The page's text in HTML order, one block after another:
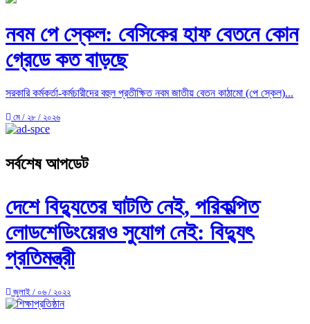
নবম পে স্কেল: বেসিকের হাফ বেতনে কোন
গ্রেডে কত বাড়ছে
সরকারি কর্মকর্তা-কর্মচারীদের বহুল প্রতীক্ষিত নবম জাতীয় বেতন কাঠামো (পে স্কেল)...
মে / ২৮ / ২০২৬
সর্বশেষ আপডেট
দেশে বিদ্যুতের ঘাটতি নেই, পরিকল্পিত
লোডশেডিংয়েরও সুযোগ নেই: বিদ্যুৎ
প্রতিমন্ত্রী
জুলাই / ০৬ / ২০২২